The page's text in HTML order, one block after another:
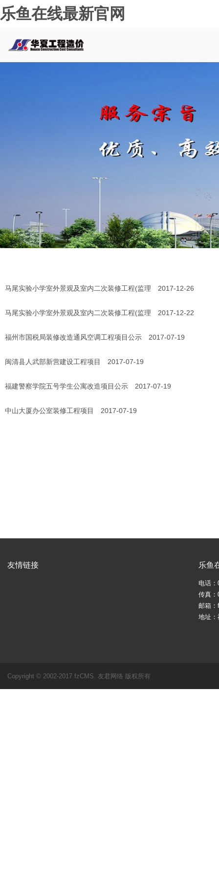
乐鱼在线最新官网
马尾实验小学室外景观及室内二次装修工程(监理 2017-12-26
马尾实验小学室外景观及室内二次装修工程(监理 2017-12-22
福州市国税局装修改造通风空调工程项目公示 2017-07-19
闽清县人武部新营建设工程项目 2017-07-19
福建警察学院五号学生公寓改造项目公示 2017-07-19
中山大厦办公室装修工程项目 2017-07-19
友情链接 乐鱼
电话：
传真：
邮箱
地址
Copyright © 2002-2017 fzCMS. 友君网络 版权所有